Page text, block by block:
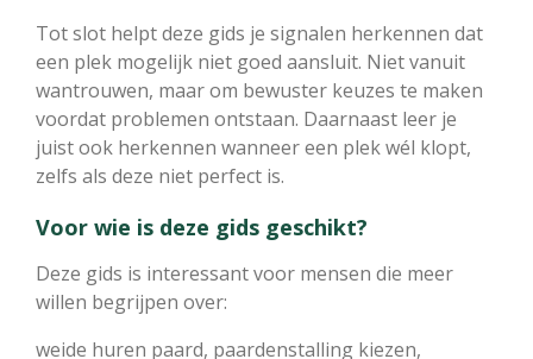
Tot slot helpt deze gids je signalen herkennen dat
een plek mogelijk niet goed aansluit. Niet vanuit
wantrouwen, maar om bewuster keuzes te maken
voordat problemen ontstaan. Daarnaast leer je
juist ook herkennen wanneer een plek wél klopt,
zelfs als deze niet perfect is.
Voor wie is deze gids geschikt?
Deze gids is interessant voor mensen die meer
willen begrijpen over:
weide huren paard, paardenstalling kiezen,